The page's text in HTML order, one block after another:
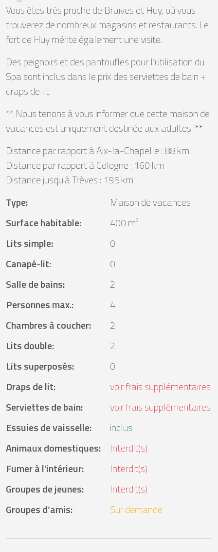
Vous êtes très proche de Braives et Huy, où vous
trouverez de nombreux magasins et restaurants. Le
fort de Huy mérite également une visite.
Des peignoirs et des pantoufles pour l’utilisation du
Spa sont inclus dans le prix des serviettes de bain +
draps de lit.
** Nous tenons à vous informer que cette maison de
vacances est uniquement destinée aux adultes. **
Distance par rapport à Aix-la-Chapelle : 88 km
Distance par rapport à Cologne : 160 km
Distance jusqu'à Trèves : 195 km
Type:
Maison de vacances
Surface habitable:
400 m²
Lits simple:
0
Canapé-lit:
0
Salle de bains:
2
Personnes max.:
4
Chambres à coucher:
2
Lits double:
2
Lits superposés:
0
Draps de lit:
voir frais supplémentaires
Serviettes de bain:
voir frais supplémentaires
Essuies de vaisselle:
inclus
Animaux domestiques:
Interdit(s)
Fumer à l'intérieur:
Interdit(s)
Groupes de jeunes:
Interdit(s)
Groupes d’amis: Sur demande